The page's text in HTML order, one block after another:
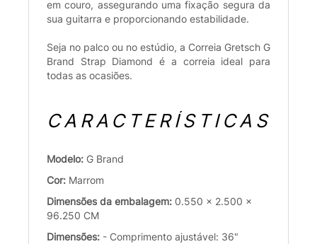
em couro, assegurando uma fixação segura da
sua guitarra e proporcionando estabilidade.
Seja no palco ou no estúdio, a Correia Gretsch G
Brand Strap Diamond é a correia ideal para
todas as ocasiões.
CARACTERÍSTICAS
Modelo: G Brand
Cor: Marrom
Dimensões da embalagem: 0.550 x 2.500 x
96.250 CM
Dimensões: - Comprimento ajustável: 36"